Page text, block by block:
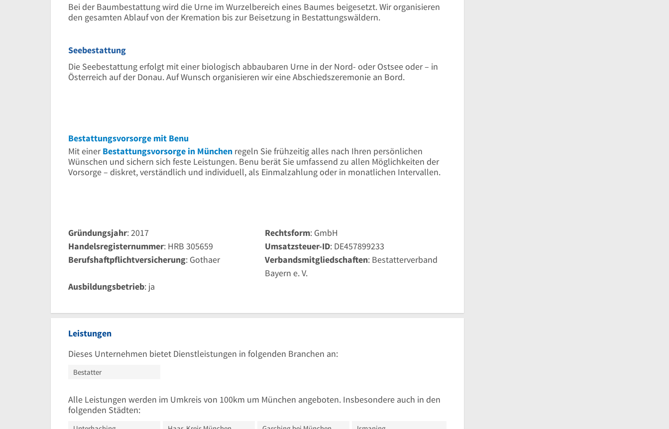
Bei der Baumbestattung wird die Urne im Wurzelbereich eines Baumes beigesetzt. Wir organisieren
den gesamten Ablauf von der Kremation bis zur Beisetzung in Bestattungswäldern.
Seebestattung
Die Seebestattung erfolgt mit einer biologisch abbaubaren Urne in der Nord- oder Ostsee oder – in
Österreich auf der Donau. Auf Wunsch organisieren wir eine Abschiedszeremonie an Bord.
Bestattungsvorsorge mit Benu
Mit einerBestattungsvorsorge in München regeln Sie frühzeitig alles nach Ihren persönlichen
Wünschen und sichern sich feste Leistungen. Benu berät Sie umfassend zu allen Möglichkeiten der
Vorsorge – diskret, verständlich und individuell, als Einmalzahlung oder in monatlichen Intervallen.
Gründungsjahr: 2017 Rechtsform: GmbH
Handelsregisternummer: HRB 305659 Umsatzsteuer-ID: DE457899233
Berufshaftpflichtversicherung: Gothaer Verbandsmitgliedschaften: Bestatterverband
Bayern e. V.
Ausbildungsbetrieb: ja
Leistungen
Dieses Unternehmen bietet Dienstleistungen in folgenden Branchen an:
Bestatter
Alle Leistungen werden im Umkreis von 100km um München angeboten. Insbesondere auch in den
folgenden Städten: